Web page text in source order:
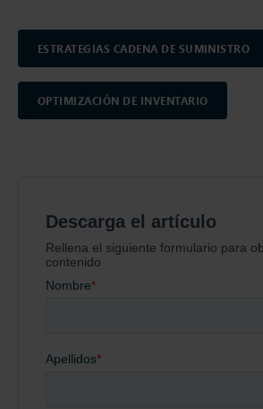
ESTRATEGIAS CADENA DE SUMINISTRO
OPTIMIZACIÓN DE INVENTARIO